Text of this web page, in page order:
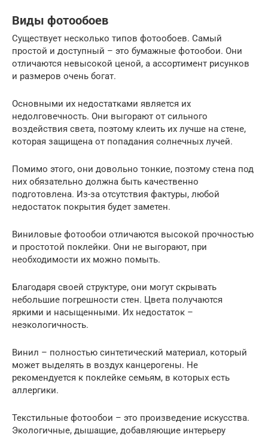
Виды фотообоев
Существует несколько типов фотообоев. Самый
простой и доступный – это бумажные фотообои. Они
отличаются невысокой ценой, а ассортимент рисунков
и размеров очень богат.
Основными их недостатками является их
недолговечность. Они выгорают от сильного
воздействия света, поэтому клеить их лучше на стене,
которая защищена от попадания солнечных лучей.
Помимо этого, они довольно тонкие, поэтому стена под
них обязательно должна быть качественно
подготовлена. Из-за отсутствия фактуры, любой
недостаток покрытия будет заметен.
Виниловые фотообои отличаются высокой прочностью
и простотой поклейки. Они не выгорают, при
необходимости их можно помыть.
Благодаря своей структуре, они могут скрывать
небольшие погрешности стен. Цвета получаются
яркими и насыщенными. Их недостаток –
неэкологичность.
Винил – полностью синтетический материал, который
может выделять в воздух канцерогены. Не
рекомендуется к поклейке семьям, в которых есть
аллергики.
Текстильные фотообои – это произведение искусства.
Экологичные, дышащие, добавляющие интерьеру